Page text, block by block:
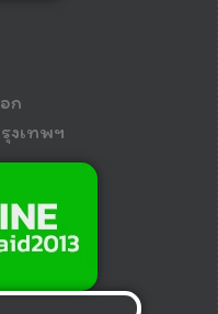
ก
งเทพฯ